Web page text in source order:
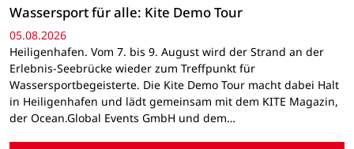
Wassersport für alle: Kite Demo Tour
05.08.2026
Heiligenhafen. Vom 7. bis 9. August wird der Strand an der
Erlebnis-Seebrücke wieder zum Treffpunkt für
Wassersportbegeisterte. Die Kite Demo Tour macht dabei Halt
in Heiligenhafen und lädt gemeinsam mit dem KITE Magazin,
der Ocean.Global Events GmbH und dem…